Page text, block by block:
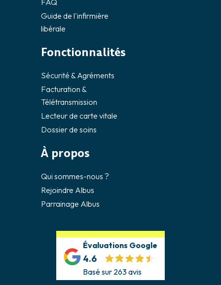
À propos
Qui sommes-nous ?
Rejoindre Albus
Parrainage Albus
Fonctionnalités
Sécurité & Agréments
Facturation &
Télétransmission
Lecteur de carte vitale
Dossier de soins
FAQ
Guide de l'infirmière
libérale
Évaluations Google
4.6
Basé sur 263 avis